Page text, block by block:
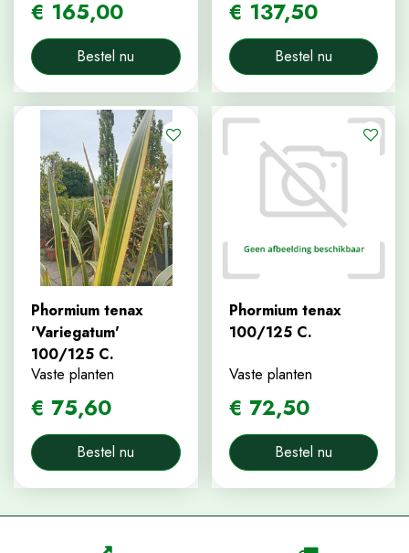
€ 165,00
Bestel nu
€ 137,50
Bestel nu
Phormium tenax
'Variegatum'
100/125 C.
Vaste planten
€ 75,60
Bestel nu
Phormium tenax
100/125 C.
Vaste planten
€ 72,50
Bestel nu